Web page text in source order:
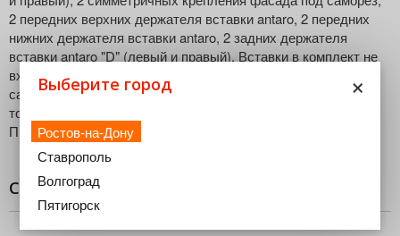
2 передних верхних держателя вставки antaro, 2 передних
нижних держателя вставки antaro, 2 задних держателя
вставки antaro "D" (левый и правый). Вставки в комплект не
входят. Могут быть заказаны отдельно или изготовлены
самостоятельно из любого материала. Размеры вставки:
толщина - 8 мм, высота - 91,5 мм, длина - 417 мм.
Предназначен для ширины корпуса до 1200 мм.
Состав комплекта
×
Выберите город
Ростов-на-Дону
Ставрополь
Волгоград
Пятигорск